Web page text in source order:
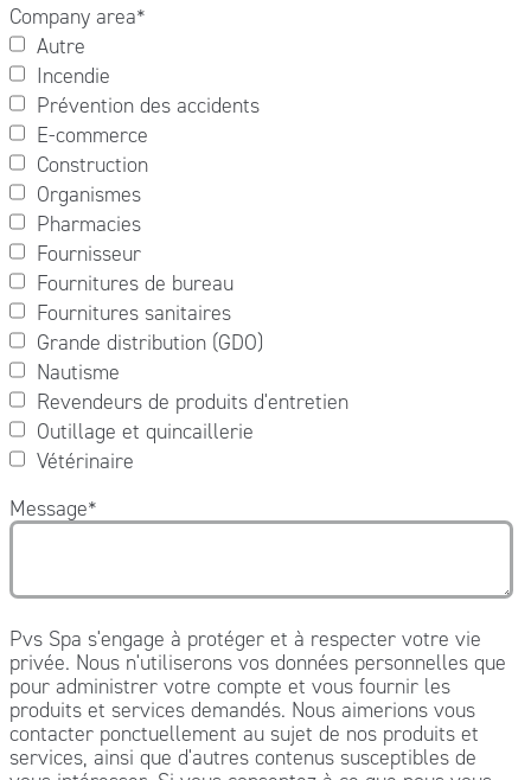
Company area*
Autre
Incendie
Prévention des accidents
E-commerce
Construction
Organismes
Pharmacies
Fournisseur
Fournitures de bureau
Fournitures sanitaires
Grande distribution (GDO)
Nautisme
Revendeurs de produits d'entretien
Outillage et quincaillerie
Vétérinaire
Message*
Pvs Spa s'engage à protéger et à respecter votre vie
privée. Nous n'utiliserons vos données personnelles que
pour administrer votre compte et vous fournir les
produits et services demandés. Nous aimerions vous
contacter ponctuellement au sujet de nos produits et
services, ainsi que d'autres contenus susceptibles de